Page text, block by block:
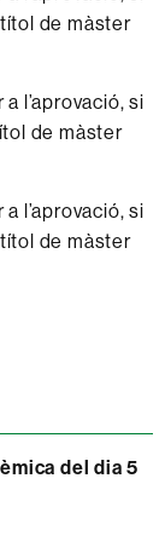
de màster
l’aprovació, si
de màster
l’aprovació, si
de màster
del dia 5